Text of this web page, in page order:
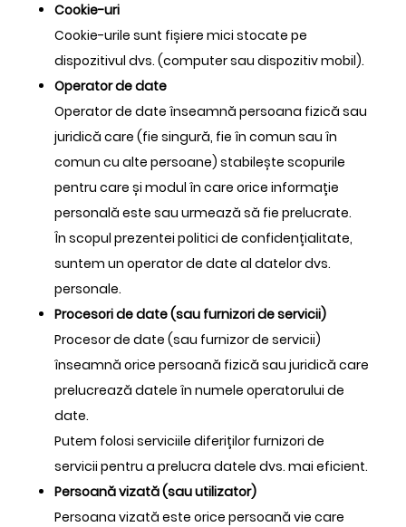
Cookie-uri
Cookie-urile sunt fișiere mici stocate pe
dispozitivul dvs. (computer sau dispozitiv mobil).
Operator de date
Operator de date înseamnă persoana fizică sau
juridică care (fie singură, fie în comun sau în
comun cu alte persoane) stabilește scopurile
pentru care și modul în care orice informație
personală este sau urmează să fie prelucrate.
În scopul prezentei politici de confidențialitate,
suntem un operator de date al datelor dvs.
personale.
Procesori de date (sau furnizori de servicii)
Procesor de date (sau furnizor de servicii)
înseamnă orice persoană fizică sau juridică care
prelucrează datele în numele operatorului de
date.
Putem folosi serviciile diferiților furnizori de
servicii pentru a prelucra datele dvs. mai eficient.
Persoană vizată (sau utilizator)
Persoana vizată este orice persoană vie care